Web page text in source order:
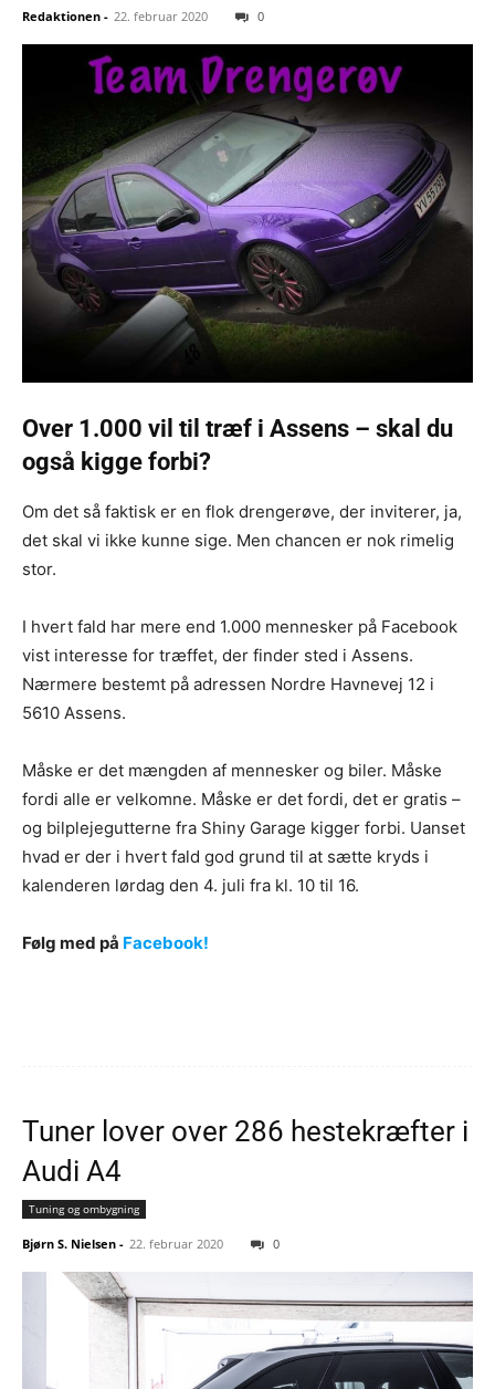
Redaktionen - 22. februar 2020 0
Over 1.000 vil til træf i Assens – skal du
også kigge forbi?
Om det så faktisk er en flok drengerøve, der inviterer, ja,
det skal vi ikke kunne sige. Men chancen er nok rimelig
stor.
I hvert fald har mere end 1.000 mennesker på Facebook
vist interesse for træffet, der finder sted i Assens.
Nærmere bestemt på adressen Nordre Havnevej 12 i
5610 Assens.
Måske er det mængden af mennesker og biler. Måske
fordi alle er velkomne. Måske er det fordi, det er gratis –
og bilplejegutterne fra Shiny Garage kigger forbi. Uanset
hvad er der i hvert fald god grund til at sætte kryds i
kalenderen lørdag den 4. juli fra kl. 10 til 16.
Følg med på Facebook!
Tuner lover over 286 hestekræfter i
Audi A4
Tuning og ombygning
Bjørn S. Nielsen - 22. februar 2020 0